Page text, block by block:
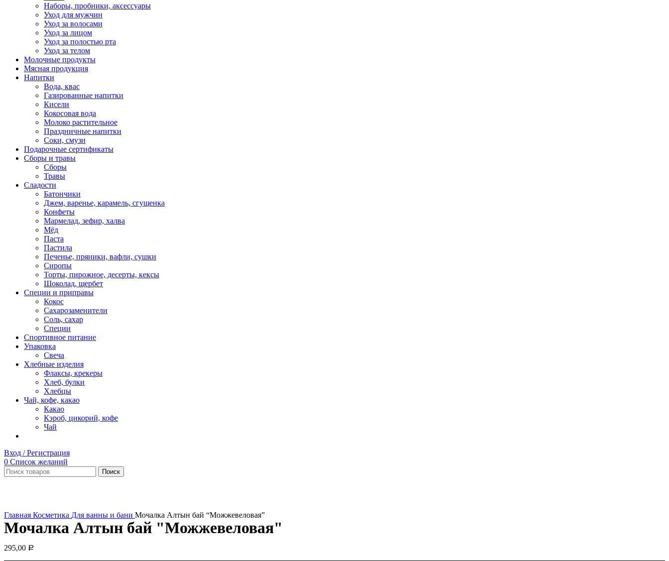
Наборы, пробники, аксессуары
Уход для мужчин
Уход за волосами
Уход за лицом
Уход за полостью рта
Уход за телом
Молочные продукты
Мясная продукция
Напитки
Вода, квас
Газированные напитки
Кисели
Кокосовая вода
Молоко растительное
Праздничные напитки
Соки, смузи
Подарочные сертификаты
Сборы и травы
Сборы
Травы
Сладости
Батончики
Джем, варенье, карамель, сгущенка
Конфеты
Мармелад, зефир, халва
Мёд
Паста
Пастила
Печенье, пряники, вафли, сушки
Сиропы
Торты, пирожное, десерты, кексы
Шоколад, щербет
Специи и приправы
Кокос
Сахарозаменители
Соль, сахар
Специи
Спортивное питание
Упаковка
Свеча
Хлебные изделия
Флаксы, крекеры
Хлеб, булки
Хлебцы
Чай, кофе, какао
Какао
Кэроб, цикорий, кофе
Чай
Вход / Регистрация
0 Список желаний
Поиск
Главная Косметика Для ванны и бани Мочалка Алтын бай “Можжевеловая”
Мочалка Алтын бай "Можжевеловая"
295,00 Р